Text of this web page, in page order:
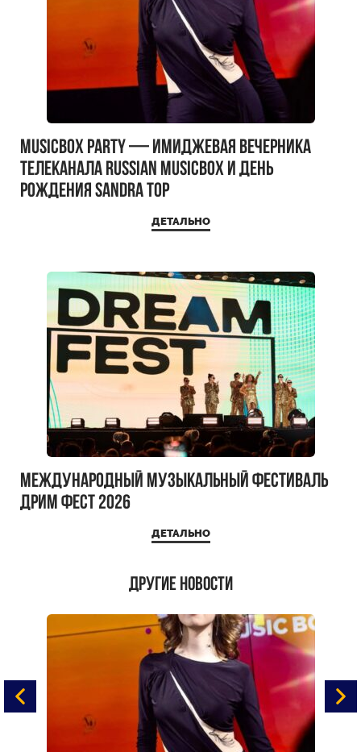
MUSICBOX PARTY — имиджевая вечерника
телеканала RUSSIAN MUSICBOX и день
рождения Sandra Top
ДЕТАЛЬНО
Международный музыкальный фестиваль
ДРИМ ФЕСТ 2026
ДЕТАЛЬНО
Другие новости